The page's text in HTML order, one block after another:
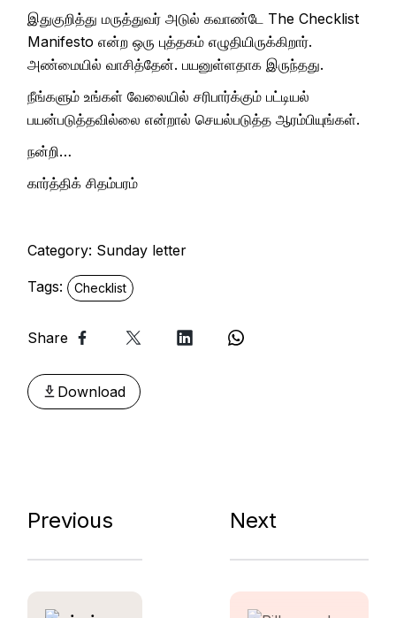
இதுகுறித்து மருத்துவர் அடுல் கவாண்டே The Checklist
Manifesto என்ற ஒரு புத்தகம் எழுதியிருக்கிறார்.
அண்மையில் வாசித்தேன். பயனுள்ளதாக இருந்தது.
நீங்களும் உங்கள் வேலையில் சரிபார்க்கும் பட்டியல்
பயன்படுத்தவில்லை என்றால் செயல்படுத்த ஆரம்பியுங்கள்.
நன்றி…
கார்த்திக் சிதம்பரம்
Category: Sunday letter
Tags: Checklist
Share
Download
Previous Next